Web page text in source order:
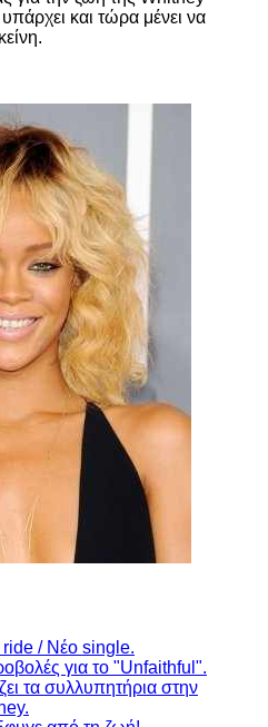
και τώρα μένει να
/ Νέο single.
για το "Unfaithful".
τα συλλυπητήρια στην